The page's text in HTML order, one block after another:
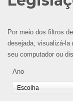
Por meio dos filtros
desejada, visualizá-la
seu computador ou
Ano